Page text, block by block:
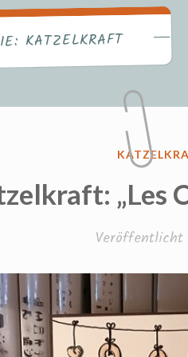
KATZELKRAFT
„Les
Veröffentlicht